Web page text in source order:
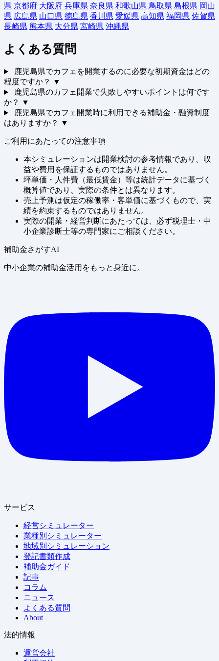
県 京都府 大阪府 兵庫県 奈良県 和歌山県 鳥取県 島根県 岡山
県 広島県 山口県 徳島県 香川県 愛媛県 高知県 福岡県 佐賀県
長崎県 熊本県 大分県 宮崎県 沖縄県
よくある質問
鹿児島県でカフェを開業するのに必要な初期資金はどの
程度ですか？
▼
鹿児島県のカフェ開業で失敗しやすいポイントは何です
か？
▼
鹿児島県でカフェ開業時に利用できる補助金・融資制度
はありますか？
▼
ご利用にあたっての注意事項
本シミュレーションは開業検討の参考情報であり、収
益や費用を保証するものではありません。
坪単価・人件費（最低賃金）等は統計データに基づく
概算値であり、実際の条件とは異なります。
売上予測は仮定の稼働率・客単価に基づくもので、実
績を約束するものではありません。
実際の開業・経営判断にあたっては、必ず税理士・中
小企業診断士等の専門家にご相談ください。
補助金さがすAI
中小企業の補助金活用をもっと身近に。
サービス
経営シミュレーター
業種別シミュレーター
地域別シミュレーション
登記書類作成
補助金ガイド
記事
コラム
ニュース
よくある質問
About
法的情報
運営会社